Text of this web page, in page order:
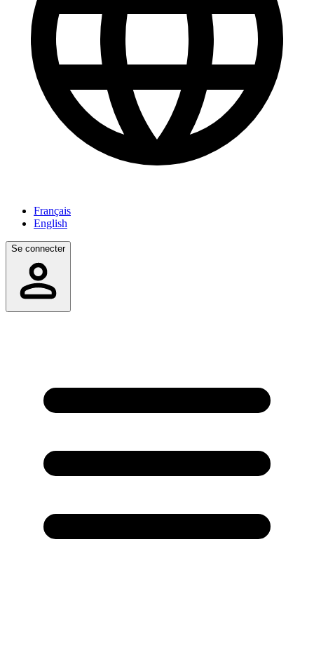
Français
English
Se connecter